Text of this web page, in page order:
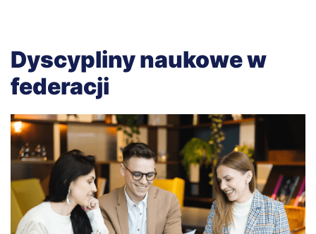
Dyscypliny naukowe w
federacji